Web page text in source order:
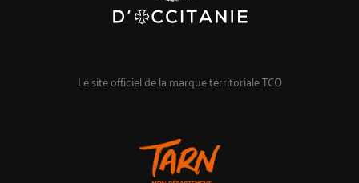
Le site officiel de la marque territoriale TCO